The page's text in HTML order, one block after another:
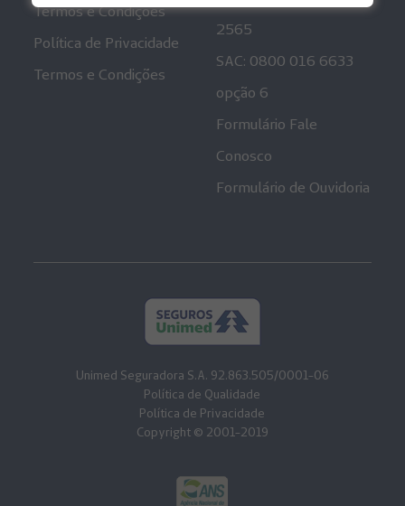
Termos e Condições
Política de Privacidade
Termos e Condições
2565
SAC: 0800 016 6633
opção 6
Formulário Fale
Conosco
Formulário de Ouvidoria
Unimed Seguradora S.A. 92.863.505/0001-06
Política de Qualidade
Política de Privacidade
Copyright © 2001-2019